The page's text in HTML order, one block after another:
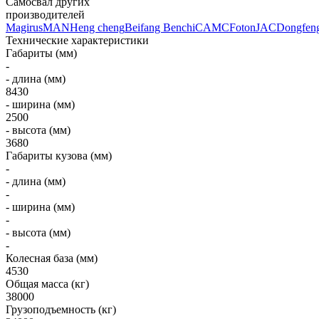
производителей
MagirusMANHeng chengBeifang BenchiCAMCFotonJAC
Технические характеристики
Габариты (мм)
-
- длина (мм)
8430
- ширина (мм)
2500
- высота (мм)
3680
Габариты кузова (мм)
-
- длина (мм)
-
- ширина (мм)
-
- высота (мм)
-
Колесная база (мм)
4530
Общая масса (кг)
38000
Грузоподъемность (кг)